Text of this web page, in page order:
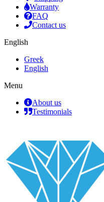
Warranty
FAQ
Contact us
English
Greek
English
Menu
About us
Testimonials